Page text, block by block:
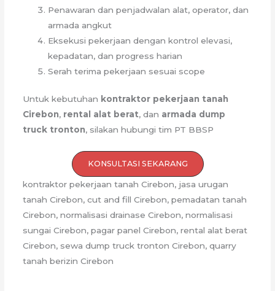
Penawaran dan penjadwalan alat, operator, dan
armada angkut
Eksekusi pekerjaan dengan kontrol elevasi,
kepadatan, dan progress harian
Serah terima pekerjaan sesuai scope
Untuk kebutuhan kontraktor pekerjaan tanah
Cirebon, rental alat berat, dan armada dump
truck tronton, silakan hubungi tim PT BBSP
KONSULTASI SEKARANG
kontraktor pekerjaan tanah Cirebon, jasa urugan
tanah Cirebon, cut and fill Cirebon, pemadatan tanah
Cirebon, normalisasi drainase Cirebon, normalisasi
sungai Cirebon, pagar panel Cirebon, rental alat berat
Cirebon, sewa dump truck tronton Cirebon, quarry
tanah berizin Cirebon